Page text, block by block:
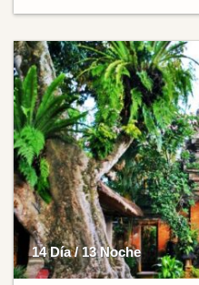
14 Día / 13 Noche